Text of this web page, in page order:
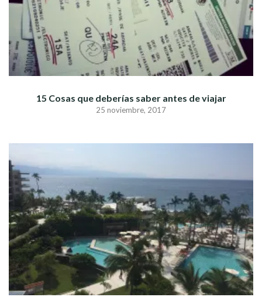
15 Cosas que deberías saber antes de viajar
25 noviembre, 2017